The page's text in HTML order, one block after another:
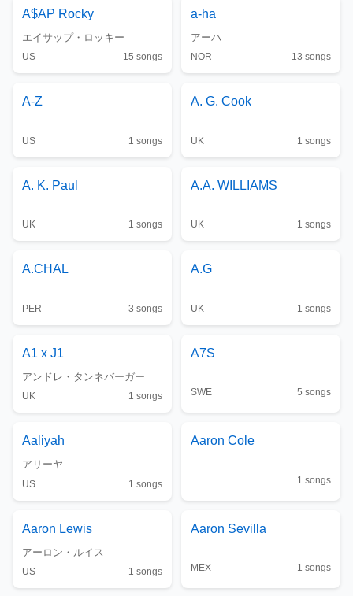
A$AP Rocky
エイサップ・ロッキー
US 15 songs
a-ha
アーハ
NOR 13 songs
A-Z
US 1 songs
A. G. Cook
UK 1 songs
A. K. Paul
UK 1 songs
A.A. WILLIAMS
UK 1 songs
A.CHAL
PER 3 songs
A.G
UK 1 songs
A1 x J1
アンドレ・タンネバーガー
UK 1 songs
A7S
SWE 5 songs
Aaliyah
アリーヤ
US 1 songs
Aaron Cole
1 songs
Aaron Lewis
アーロン・ルイス
US 1 songs
Aaron Sevilla
MEX 1 songs